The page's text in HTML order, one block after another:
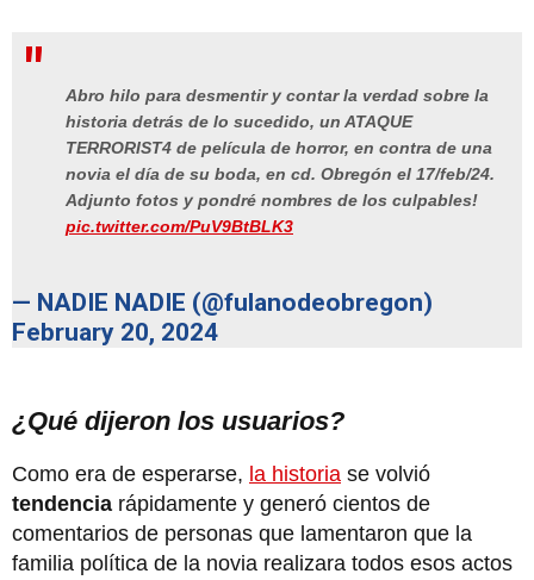
Abro hilo para desmentir y contar la verdad sobre la
historia detrás de lo sucedido, un ATAQUE
TERRORIST4 de película de horror, en contra de una
novia el día de su boda, en cd. Obregón el 17/feb/24.
Adjunto fotos y pondré nombres de los culpables!
pic.twitter.com/PuV9BtBLK3
— NADIE NADIE (@fulanodeobregon)
February 20, 2024
¿Qué dijeron los usuarios?
Como era de esperarse, la historia se volvió
tendencia rápidamente y generó cientos de
comentarios de personas que lamentaron que la
familia política de la novia realizara todos esos actos